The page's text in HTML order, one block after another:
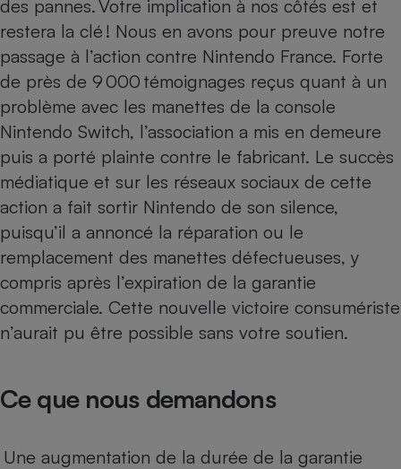
des pannes. Votre implication à nos côtés est et
restera la clé ! Nous en avons pour preuve notre
passage à l’action contre Nintendo France. Forte
de près de 9 000 témoignages reçus quant à un
problème avec les manettes de la console
Nintendo Switch, l’association a mis en demeure
puis a porté plainte contre le fabricant. Le succès
médiatique et sur les réseaux sociaux de cette
action a fait sortir Nintendo de son silence,
puisqu’il a annoncé la réparation ou le
remplacement des manettes défectueuses, y
compris après l’expiration de la garantie
commerciale. Cette nouvelle victoire consumériste
n’aurait pu être possible sans votre soutien.
Ce que nous demandons
Une augmentation de la durée de la garantie